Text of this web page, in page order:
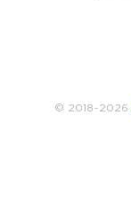
© 2018~2026